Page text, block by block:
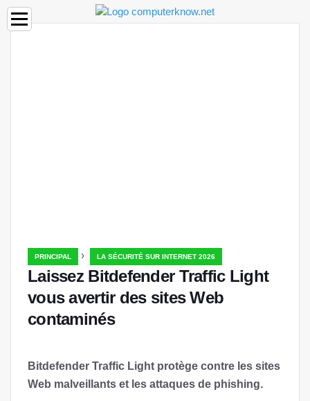
PRINCIPAL › LA SÉCURITÉ SUR INTERNET 2026
Laissez Bitdefender Traffic Light
vous avertir des sites Web
contaminés
Bitdefender Traffic Light protège contre les sites
Web malveillants et les attaques de phishing.